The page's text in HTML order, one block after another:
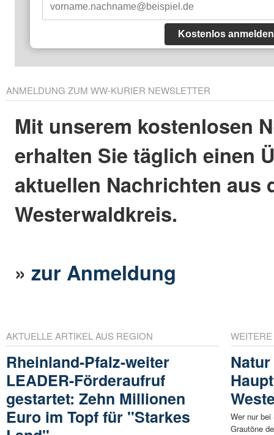
Kostenlos anmelden
ANMELDUNG ZUM WW-KURIER NEWSLETTER
Mit unserem kostenlosen
erhalten Sie täglich einen
aktuellen Nachrichten aus
Westerwaldkreis.
»zur Anmeldung
AKTUELLE ARTIKEL AUS REGION
Rheinland-Pfalz-weiter
LEADER-Förderaufruf
gestartet: Zehn Millionen
Euro im Topf für "Starkes
Wer nur
Grautöne